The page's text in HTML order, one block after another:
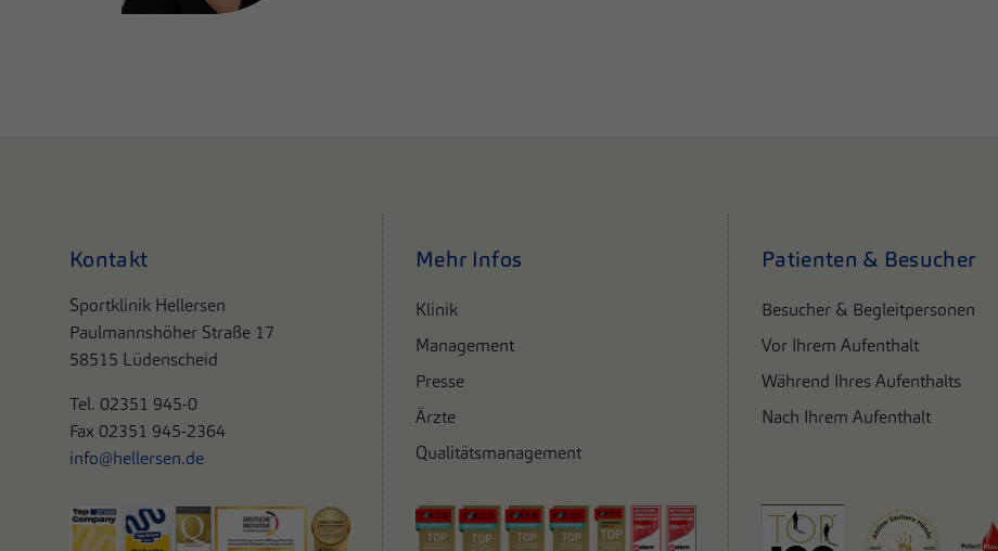
Kontakt
Sportklinik Hellersen
Paulmannshöher Straße 17
58515 Lüdenscheid
Tel. 02351 945-0
Fax 02351 945-2364
info@hellersen.de
Mehr Infos
Klinik
Management
Presse
Ärzte
Qualitätsmanagement
Patienten & Besucher
Besucher & Begleitpersonen
Vor Ihrem Aufenthalt
Während Ihres Aufenthalts
Nach Ihrem Aufenthalt